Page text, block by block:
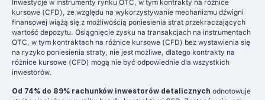
Inwestycje w instrumenty rynku OTC, w tym kontrakty na różnice
kursowe (CFD), ze względu na wykorzystywanie mechanizmu dźwigni
finansowej wiążą się z możliwością poniesienia strat przekraczających
wartość depozytu. Osiągnięcie zysku na transakcjach na instrumentach
OTC, w tym kontraktach na różnice kursowe (CFD) bez wystawienia się
na ryzyko poniesienia straty, nie jest możliwe, dlatego kontrakty na
różnice kursowe (CFD) mogą nie być odpowiednie dla wszystkich
inwestorów.
Od 74% do 89% rachunków inwestorów detalicznych odnotowuje